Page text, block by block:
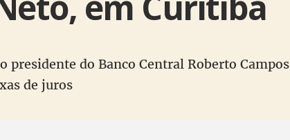
do Banco Central Roberto Campos
de juros